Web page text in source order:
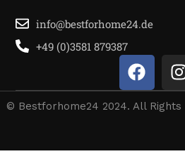
info@bestforhome24.de
+49 (0)3581 879387
© Bestforhome24 2024. All Rights